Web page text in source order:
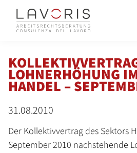
LOHNERHÖHUNG
HANDEL –
31.08.2010
Der Kollektivvertrag des Sektors
September 2010 nachstehende